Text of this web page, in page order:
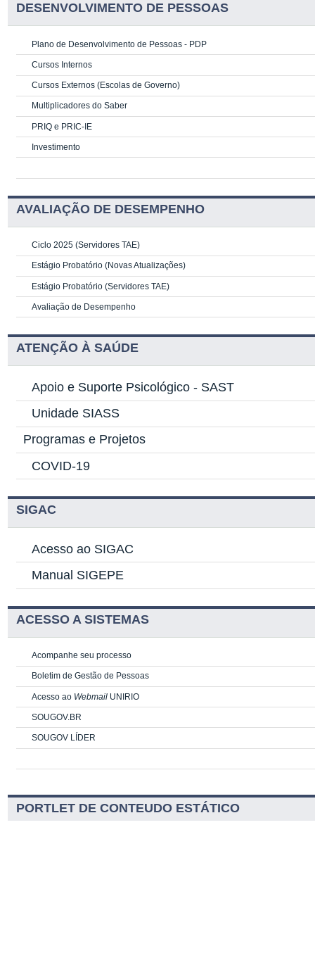
DESENVOLVIMENTO DE PESSOAS
Plano de Desenvolvimento de Pessoas - PDP
Cursos Internos
Cursos Externos (Escolas de Governo)
Multiplicadores do Saber
PRIQ e PRIC-IE
Investimento
AVALIAÇÃO DE DESEMPENHO
Ciclo 2025 (Servidores TAE)
Estágio Probatório (Novas Atualizações)
Estágio Probatório (Servidores TAE)
Avaliação de Desempenho
ATENÇÃO À SAÚDE
Apoio e Suporte Psicológico - SAST
Unidade SIASS
Programas e Projetos
COVID-19
SIGAC
Acesso ao SIGAC
Manual SIGEPE
ACESSO A SISTEMAS
Acompanhe seu processo
Boletim de Gestão de Pessoas
Acesso ao Webmail UNIRIO
SOUGOV.BR
SOUGOV LÍDER
PORTLET DE CONTEUDO ESTÁTICO